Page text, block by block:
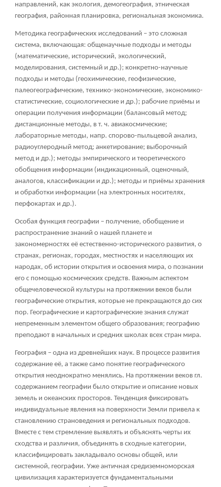
направлений, как экология, демогеография, этническая
география, районная планировка, региональная экономика.
Методика географических исследований – это сложная
система, включающая: общенаучные подходы и методы
(математические, исторический, экологический,
моделирования, системный и др.); конкретно-научные
подходы и методы (геохимические, геофизические,
палеогеографические, технико-экономические, экономико-
статистические, социологические и др.); рабочие приёмы и
операции получения информации (балансовый метод;
дистанционные методы, в т. ч. авиакосмические;
лабораторные методы, напр. спорово-пыльцевой анализ,
радиоуглеродный метод; анкетирование; выборочный
метод и др.); методы эмпирического и теоретического
обобщения информации (индикационный, оценочный,
аналогов, классификации и др.); методы и приёмы хранения
и обработки информации (на электронных носителях,
перфокартах и др.).
Особая функция географии – получение, обобщение и
распространение знаний о нашей планете и
закономерностях её естественно-исторического развития, о
странах, регионах, городах, местностях и населяющих их
народах, об истории открытия и освоения мира, о познании
его с помощью космических средств. Важным аспектом
общечеловеческой культуры на протяжении веков были
географические открытия, которые не прекращаются до сих
пор. Географические и картографические знания служат
непременным элементом общего образования; географию
преподают в начальных и средних школах всех стран мира.
География – одна из древнейших наук. В процессе развития
содержание её, а также само понятие географического
открытия неоднократно менялись. На протяжении веков гл.
содержанием географии было открытие и описание новых
земель и океанских просторов. Тенденция фиксировать
индивидуальные явления на поверхности Земли привела к
становлению страноведения и региональных подходов.
Вместе с тем стремление выявлять и объяснять черты их
сходства и различия, объединять в сходные категории,
классифицировать закладывало основы общей, или
системной, географии. Уже античная средиземноморская
цивилизация характеризуется фундаментальными